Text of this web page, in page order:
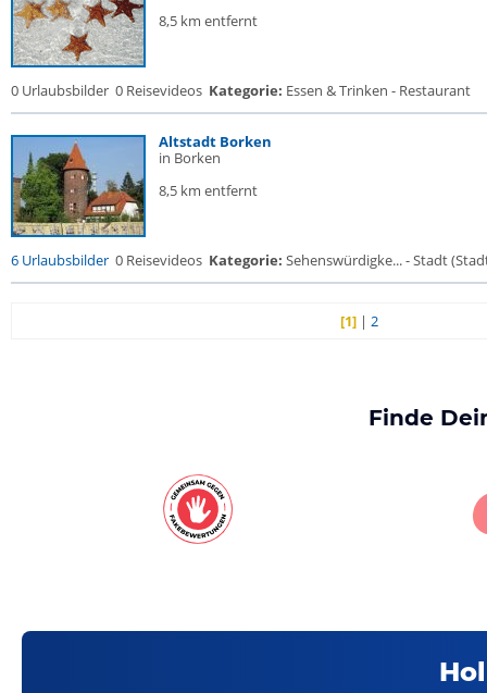
8,5 km entfernt
0 Urlaubsbilder 0 Reisevideos Kategorie: Essen & Trinken - Restaurant
Altstadt Borken
in Borken
8,5 km entfernt
6 Urlaubsbilder 0 Reisevideos Kategorie: Sehenswürdigke... - Stadt
[1] |2
Finde